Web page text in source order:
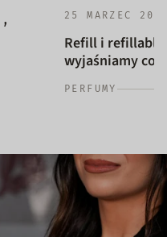
, 25 MARZEC
Refill i refillable
wyjaśniamy co
PERFUMY